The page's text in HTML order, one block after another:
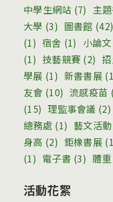
中學生網站 (7) 主
大學 (3) 圖書館 (42)
(1) 宿舍 (1) 小論文
(1) 技藝競賽 (2)
學展 (1) 新書書展
友會 (10) 流感疫苗
(15) 理監事會議 (2)
總務處 (1) 藝文活動
身高 (2) 鉅橡書展
(1) 電子書 (3) 體重
活動花絮